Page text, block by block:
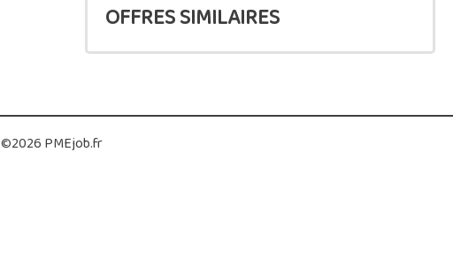
OFFRES SIMILAIRES
©2026 PMEjob.fr